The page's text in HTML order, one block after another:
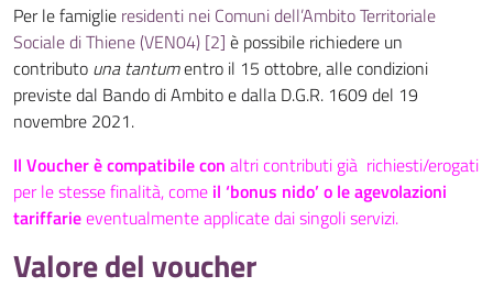
Per le famiglie residenti nei Comuni dell’Ambito Territoriale
Sociale di Thiene (VEN04) [2] è possibile richiedere un
contributo una tantumentro il 15 ottobre, alle condizioni
previste dal Bando di Ambito e dalla D.G.R. 1609 del 19
novembre 2021.
Il Voucher è compatibile con altri contributi già richiesti/erogati
per le stesse finalità, come il ‘bonus nido’ o le agevolazioni
tariffarieeventualmente applicate dai singoli servizi.
Valore del voucher